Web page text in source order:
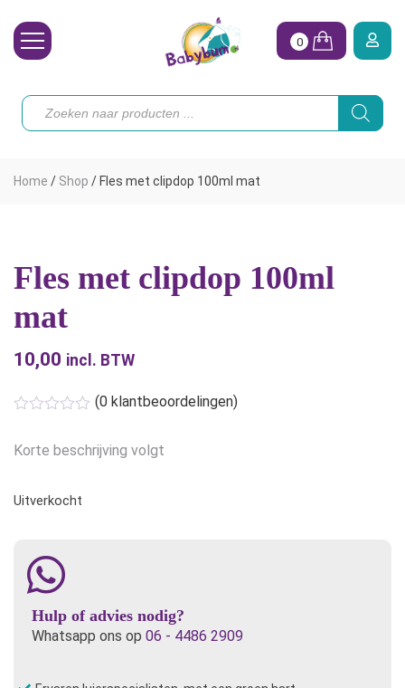
Toebehoren
Onze merken
Hoe begin ik?
0
Producten
zoeken
Home / Shop / Fles met clipdop 100ml mat
Fles met clipdop 100ml
mat
10,00 incl. BTW
(0 klantbeoordelingen)
Korte beschrijving volgt
Uitverkocht
Hulp of advies nodig?
Whatsapp ons op 06 - 4486 2909